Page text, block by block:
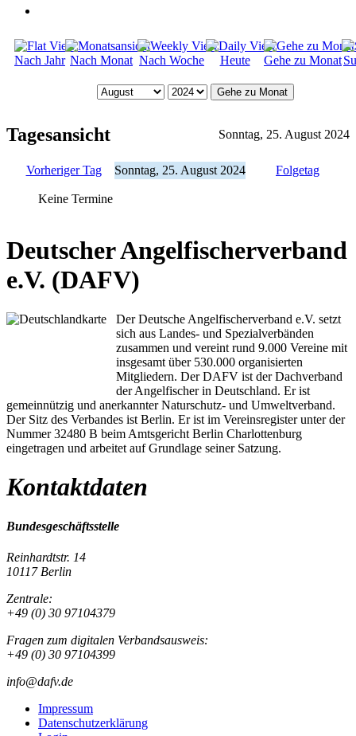
Nach Jahr Nach Monat Nach Woche Heute Gehe zu Monat
Gehe zu Monat
Tagesansicht Sonntag, 25. August 2024
Vorheriger Tag Sonntag, 25. August 2024 Folgetag
Keine Termine
Deutscher Angelfischerverband
e.V. (DAFV)
Der Deutsche Angelfischerverband e.V. setzt
sich aus Landes- und Spezialverbänden
zusammen und vereint rund 9.000 Vereine mit
insgesamt über 530.000 organisierten
Mitgliedern. Der DAFV ist der Dachverband
der Angelfischer in Deutschland. Er ist
gemeinnützig und anerkannter Naturschutz- und Umweltverband.
Der Sitz des Verbandes ist Berlin. Er ist im Vereinsregister unter der
Nummer 32480 B beim Amtsgericht Berlin Charlottenburg
eingetragen und arbeitet auf Grundlage seiner Satzung.
Kontaktdaten
Bundesgeschäftsstelle
Reinhardtstr. 14
10117 Berlin
Zentrale:
+49 (0) 30 97104379
Fragen zum digitalen Verbandsausweis:
+49 (0) 30 97104399
info@dafv.de
Impressum
Datenschutzerklärung